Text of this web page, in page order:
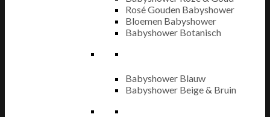
Rosé Gouden Babyshower
Bloemen Babyshower
Babyshower Botanisch
Babyshower Blauw
Babyshower Beige & Bruin